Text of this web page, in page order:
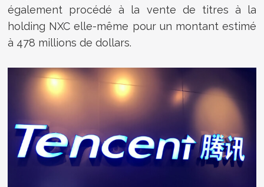
également procédé à la vente de titres à la
holding NXC elle-même pour un montant estimé
à 478 millions de dollars.